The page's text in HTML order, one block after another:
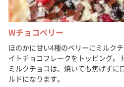
Wチョコベリー
ほのかに甘い4種のベリーにミルク
イトチョコフレークをトッピング。
ミルクチョコは、焼いても焦げずに
ルドになります。